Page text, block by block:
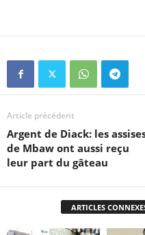
Article précédent
Argent de Diack: les
de Mbaw ont aussi reçu
leur part du gâteau
ARTICLES